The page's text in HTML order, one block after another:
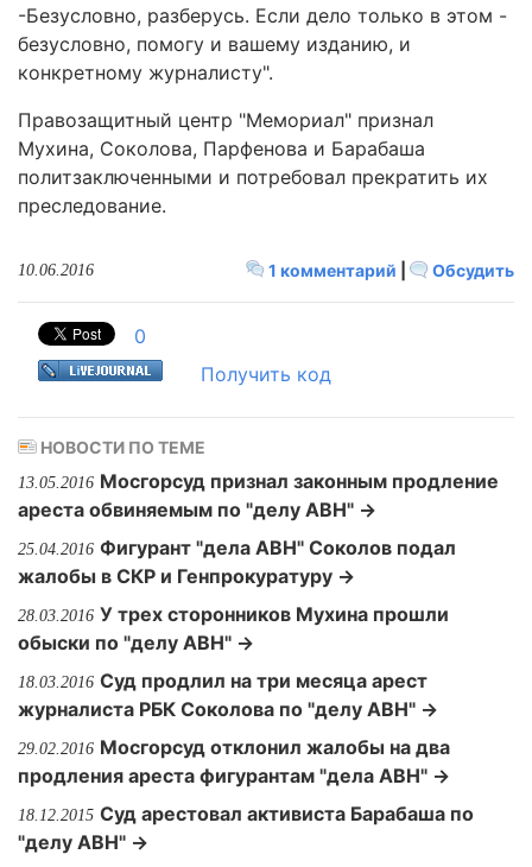
-Безусловно, разберусь. Если дело только в этом -
безусловно, помогу и вашему изданию, и
конкретному журналисту".
Правозащитный центр "Мемориал" признал
Мухина, Соколова, Парфенова и Барабаша
политзаключенными и потребовал прекратить их
преследование.
1 комментарий Обсудить
10.06.2016
0
Получить код
НОВОСТИ ПО ТЕМЕ
13.05.2016 Мосгорсуд признал законным продление
ареста обвиняемым по "делу АВН" →
25.04.2016 Фигурант "дела АВН" Соколов подал
жалобы в СКР и Генпрокуратуру →
28.03.2016 У трех сторонников Мухина прошли
обыски по "делу АВН" →
18.03.2016 Суд продлил на три месяца арест
журналиста РБК Соколова по "делу АВН" →
29.02.2016 Мосгорсуд отклонил жалобы на два
продления ареста фигурантам "дела АВН" →
18.12.2015 Суд арестовал активиста Барабаша по
"делу АВН" →